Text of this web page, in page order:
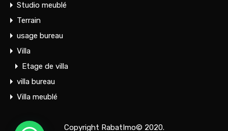
Studio meublé
Terrain
usage bureau
Villa
Etage de villa
villa bureau
Villa meublé
Copyright RabatImo© 2020.